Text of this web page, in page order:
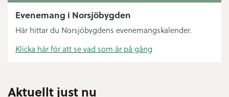
Evenemang i Norsjöbygden
Här hittar du Norsjöbygdens evenemangskalender.
Klicka här för att se vad som är på gång
Aktuellt just nu